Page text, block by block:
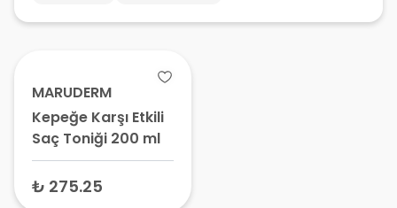
MARUDERM
Kepeğe Karşı Etkili
Saç Toniği 200 ml
₺ 275.25